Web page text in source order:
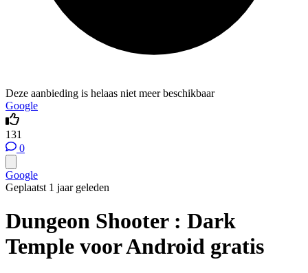
Deze aanbieding is helaas niet meer beschikbaar
Google
131
0
Google
Geplaatst 1 jaar geleden
Dungeon Shooter : Dark
Temple voor Android gratis